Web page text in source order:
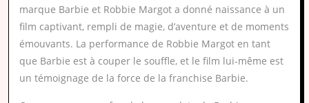
marque Barbie et Robbie Margot a donné naissance à un
film captivant, rempli de magie, d’aventure et de moments
émouvants. La performance de Robbie Margot en tant
que Barbie est à couper le souffle, et le film lui-même est
un témoignage de la force de la franchise Barbie.